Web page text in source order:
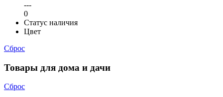
---
0
Статус наличия
Цвет
Сброс
Товары для дома и дачи
Сброс